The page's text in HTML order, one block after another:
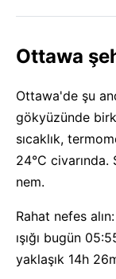
Ottawa
Ottawa'de şu
gökyüzünde
sıcaklık,
24°C
nem.
Rahat nefes
ışığı bugün
yaklaşık 14h